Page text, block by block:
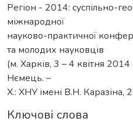
Регіон - 2014: суспільно-
міжнародної
науково-практичної
та молодих науковців
(м. Харків, 3 – 4 квітня 2014
Нємець. –
Х.: ХНУ імені В.Н. Каразіна,
Ключові слова